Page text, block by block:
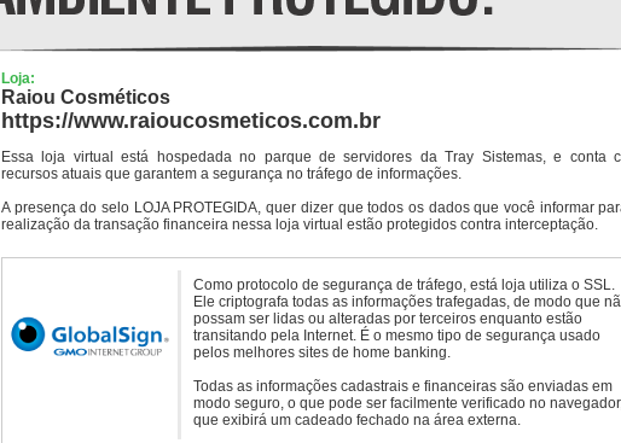
Loja:
Raiou Cosméticos
https://www.raioucosmeticos.com.br
Essa loja virtual está hospedada no parque de servidores da Tray Sistemas, e conta
recursos atuais que garantem a segurança no tráfego de informações.
A presença do selo LOJA PROTEGIDA, quer dizer que todos os dados que você informar
realização da transação financeira nessa loja virtual estão protegidos contra interceptação.
Como protocolo de segurança de tráfego, está loja utiliza o SSL.
Ele criptografa todas as informações trafegadas, de modo que
possam ser lidas ou alteradas por terceiros enquanto estão
transitando pela Internet. É o mesmo tipo de segurança usado
pelos melhores sites de home banking.
Todas as informações cadastrais e financeiras são enviadas em
modo seguro, o que pode ser facilmente verificado no
que exibirá um cadeado fechado na área externa.